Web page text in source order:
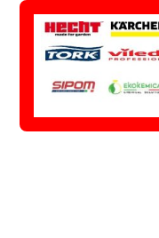
Перейти